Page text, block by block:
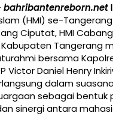
bahribantenreborn.net
(HMI) se-
Ciputat, HMI
Kabupaten Tangerang
bersama
Victor Daniel Henry
dalam
sebagai bentuk
sinergi antara